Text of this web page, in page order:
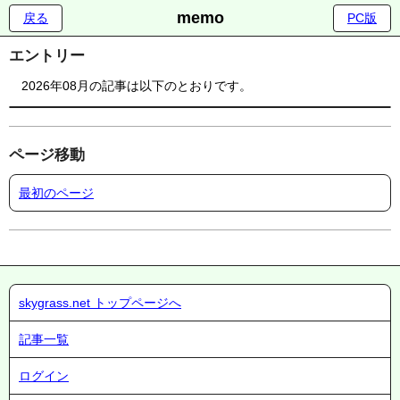
memo
戻る PC版
エントリー
2026年08月の記事は以下のとおりです。
ページ移動
最初のページ
skygrass.net トップページへ
記事一覧
ログイン